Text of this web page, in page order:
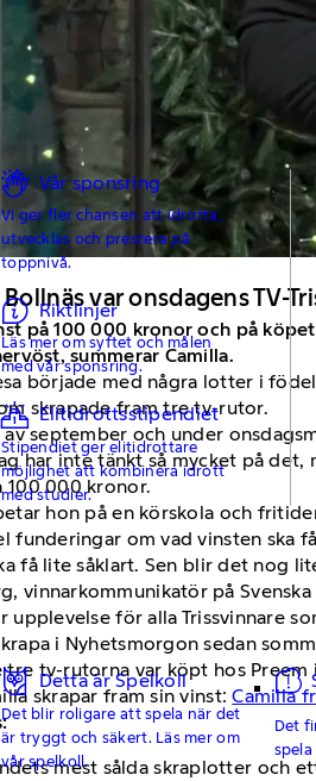
Vår sponsring
Vi ger fler chansen att idrotta,
utvecklas och prestera på
toppnivå.
Riktlinjer
Läs mer om syftet och målen
med vår sponsring.
Elitidrottsstipendiet
Stipendiet ger elitidrottare
möjlighet att kombinera idrott
med studier.
Detta är Spelkoll
Det blir roligare att spela när det
är tryggt och säkert. Läs mer om
vår spelkoll.
Det
spela
var onsdagens TV-
på 100 000 kronor och på
summerar Camilla.
började med några lotter i
skrapade fram tre tv-rutor.
september och under
har inte tänkt så mycket på
100 000 kronor.
hon på en körskola och
funderingar om vad vinsten ska
få lite såklart. Sen blir det nog
vinnarkommunikatör på
upplevelse för alla Trissvinnare
i Nyhetsmorgon sedan
tre tv-rutorna var köpt hos Preem
skrapar fram sin vinst:Camilla
mest sålda skraplotter och